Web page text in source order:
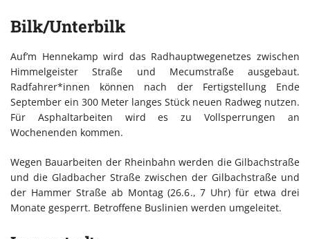
Bilk/Unterbilk
Auf’m Hennekamp wird das Radhauptwegenetzes zwischen
Himmelgeister Straße und Mecumstraße ausgebaut.
Radfahrer*innen können nach der Fertigstellung Ende
September ein 300 Meter langes Stück neuen Radweg nutzen.
Für Asphaltarbeiten wird es zu Vollsperrungen an
Wochenenden kommen.
Wegen Bauarbeiten der Rheinbahn werden die Gilbachstraße
und die Gladbacher Straße zwischen der Gilbachstraße und
der Hammer Straße ab Montag (26.6., 7 Uhr) für etwa drei
Monate gesperrt. Betroffene Buslinien werden umgeleitet.